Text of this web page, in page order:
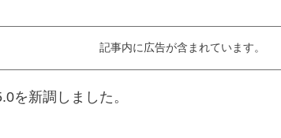
記事内に広告が含まれています。
を新調しました。